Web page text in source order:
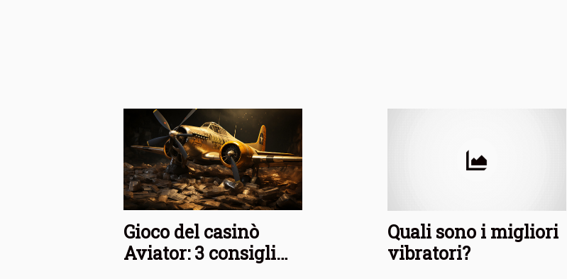
Gioco del casinò
Aviator: 3 consigli
Quali sono i migliori
vibratori?